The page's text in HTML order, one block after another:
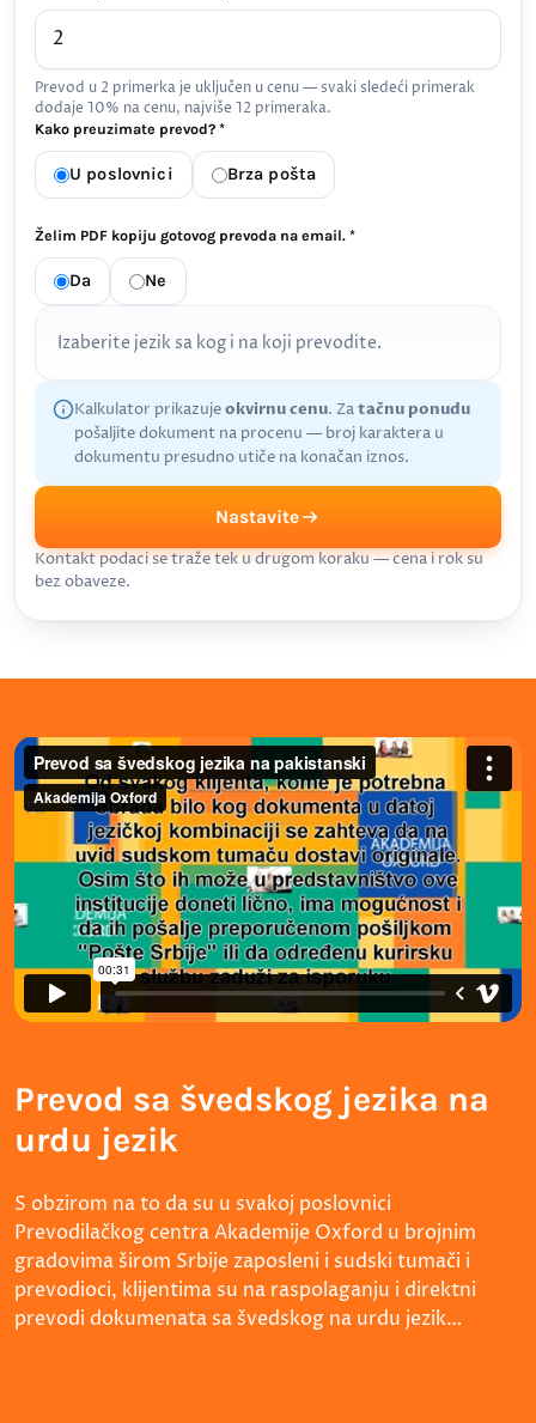
Prevod u 2 primerka je uključen u cenu — svaki sledeći primerak
dodaje 10% na cenu, najviše 12 primeraka.
Kako preuzimate prevod? *
U poslovnici Brza pošta
Želim PDF kopiju gotovog prevoda na email. *
Da Ne
Izaberite jezik sa kog i na koji prevodite.
Kalkulator prikazujeokvirnu cenu. Zatačnu ponudu
pošaljite dokument na procenu — broj karaktera u
dokumentu presudno utiče na konačan iznos.
Nastavite
Kontakt podaci se traže tek u drugom koraku — cena i rok su
bez obaveze.
Prevod sa švedskog jezika na
urdu jezik
S obzirom na to da su u svakoj poslovnici
Prevodilačkog centra Akademije Oxford u brojnim
gradovima širom Srbije zaposleni i sudski tumači i
prevodioci, klijentima su na raspolaganju i direktni
prevodi dokumenata sa švedskog na urdu jezik…